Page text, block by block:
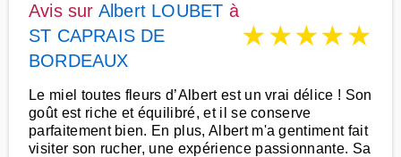
Avis sur Albert LOUBET à
ST CAPRAIS DE
BORDEAUX
★★★★★
Le miel toutes fleurs d’Albert est un vrai délice ! Son
goût est riche et équilibré, et il se conserve
parfaitement bien. En plus, Albert m'a gentiment fait
visiter son rucher, une expérience passionnante. Sa